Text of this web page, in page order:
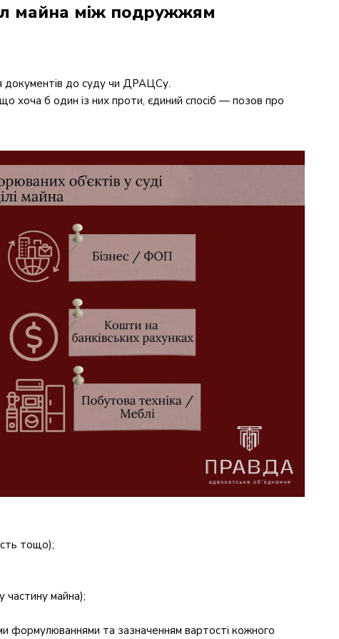
майна між подружжям
документів до суду чи ДРАЦСу.
хоча б один із них проти, єдиний спосіб — позов про
тощо);
частину майна);
формулюваннями та зазначенням вартості кожного